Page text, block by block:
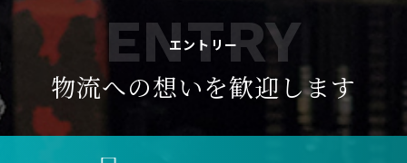
エントリー
物流への想いを歓迎します
ENTRY